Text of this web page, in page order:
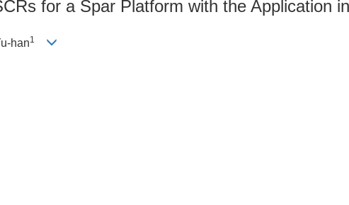
for a Spar Platform with the Application
han1